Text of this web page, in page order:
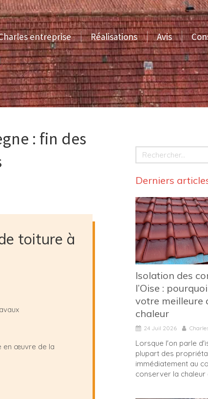
entreprise Réalisations Avis
: fin des
toiture à
en œuvre de la
Rechercher
Derniers
Isolation des
l’Oise :
votre meilleure
chaleur
24 Juil 2026
Lorsque l'on parle
plupart des
immédiatement au
conserver la chaleur